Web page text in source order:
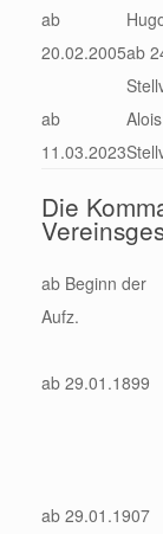
ab
20.02.2005ab
ab
11.03.2023
Die
ab Beginn der
Aufz.
ab 29.01.1899
ab 29.01.1907